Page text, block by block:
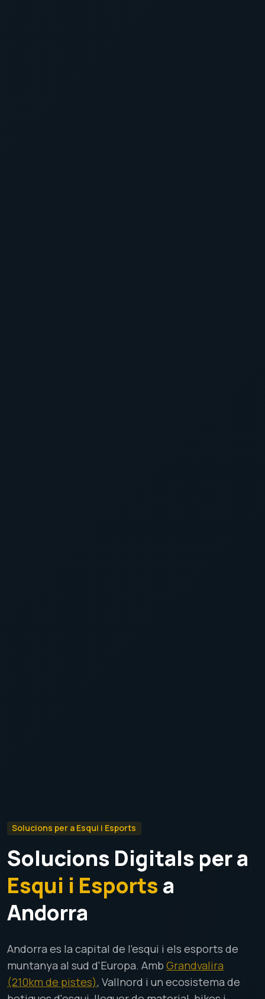
Solucions per a Esqui i Esports
Solucions Digitals per a
Esqui i Esportsa
Andorra
Andorra es la capital de l'esqui i els esports de
muntanya al sud d'Europa. Amb Grandvalira
(210km de pistes), Vallnord i un ecosistema de